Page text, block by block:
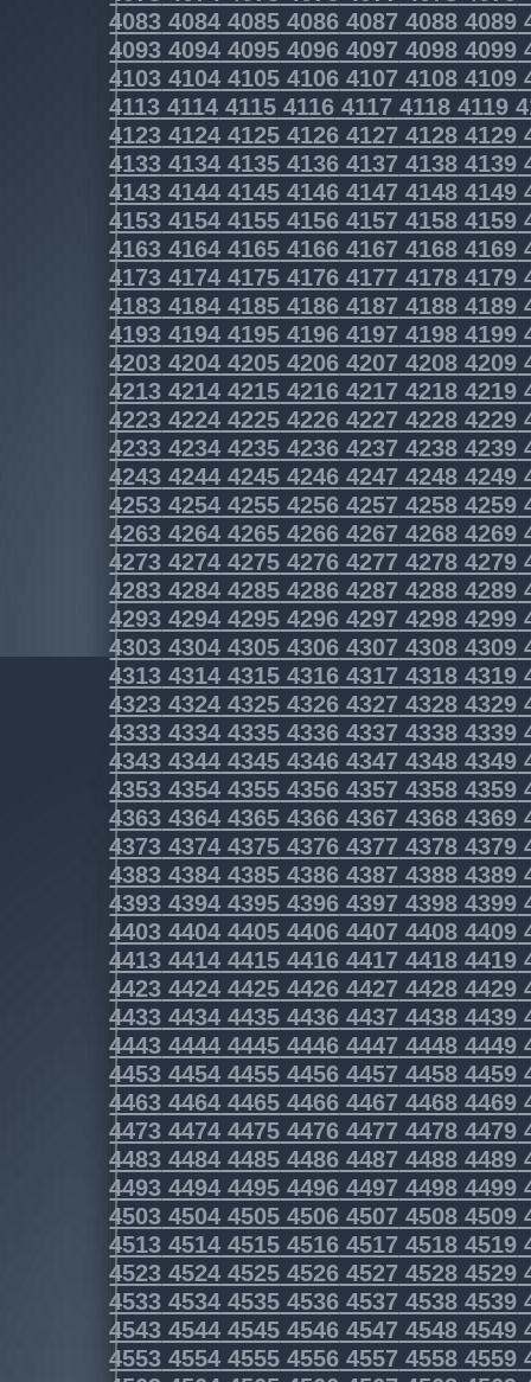
4083 4084 4085 4086 4087 4088 4089
4093 4094 4095 4096 4097 4098 4099
4103 4104 4105 4106 4107 4108 4109
4113 4114 4115 4116 4117 4118 4119
4123 4124 4125 4126 4127 4128 4129
4133 4134 4135 4136 4137 4138 4139
4143 4144 4145 4146 4147 4148 4149
4153 4154 4155 4156 4157 4158 4159
4163 4164 4165 4166 4167 4168 4169
4173 4174 4175 4176 4177 4178 4179
4183 4184 4185 4186 4187 4188 4189
4193 4194 4195 4196 4197 4198 4199
4203 4204 4205 4206 4207 4208 4209
4213 4214 4215 4216 4217 4218 4219
4223 4224 4225 4226 4227 4228 4229
4233 4234 4235 4236 4237 4238 4239
4243 4244 4245 4246 4247 4248 4249
4253 4254 4255 4256 4257 4258 4259
4263 4264 4265 4266 4267 4268 4269
4273 4274 4275 4276 4277 4278 4279
4283 4284 4285 4286 4287 4288 4289
4293 4294 4295 4296 4297 4298 4299
4303 4304 4305 4306 4307 4308 4309
4313 4314 4315 4316 4317 4318 4319
4323 4324 4325 4326 4327 4328 4329
4333 4334 4335 4336 4337 4338 4339
4343 4344 4345 4346 4347 4348 4349
4353 4354 4355 4356 4357 4358 4359
4363 4364 4365 4366 4367 4368 4369
4373 4374 4375 4376 4377 4378 4379
4383 4384 4385 4386 4387 4388 4389
4393 4394 4395 4396 4397 4398 4399
4403 4404 4405 4406 4407 4408 4409
4413 4414 4415 4416 4417 4418 4419
4423 4424 4425 4426 4427 4428 4429
4433 4434 4435 4436 4437 4438 4439
4443 4444 4445 4446 4447 4448 4449
4453 4454 4455 4456 4457 4458 4459
4463 4464 4465 4466 4467 4468 4469
4473 4474 4475 4476 4477 4478 4479
4483 4484 4485 4486 4487 4488 4489
4493 4494 4495 4496 4497 4498 4499
4503 4504 4505 4506 4507 4508 4509
4513 4514 4515 4516 4517 4518 4519
4523 4524 4525 4526 4527 4528 4529
4533 4534 4535 4536 4537 4538 4539
4543 4544 4545 4546 4547 4548 4549
4553 4554 4555 4556 4557 4558 4559